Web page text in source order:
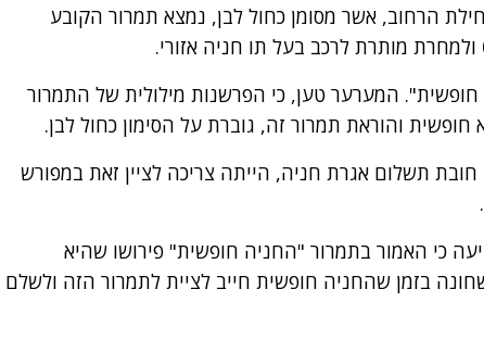
הרחוב, אשר מסומן כחול לבן, נמצא תמרור הקובע
מ-09.00 עד 17.00 חניה חופשית". המערער טען, כי הפרשנות מילולית של התמרור
תשלום אגרת חניה, הייתה צריכה לציין זאת במפורש
כי האמור בתמרור "החניה חופשית" פירושו שהיא
בזמן שהחניה חופשית חייב לציית לתמרור הזה ולשלם